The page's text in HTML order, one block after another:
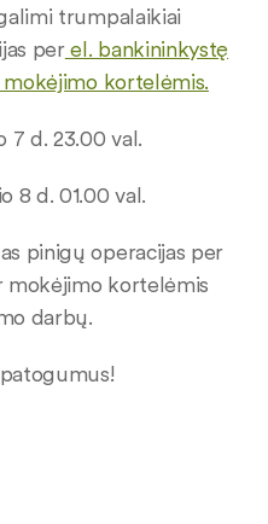
trumpalaikiai
perel. bankininkystę
mokėjimo kortelėmis.
7 d. 23.00 val.
8 d. 01.00 val.
pinigų operacijas per
mokėjimo kortelėmis
darbų.